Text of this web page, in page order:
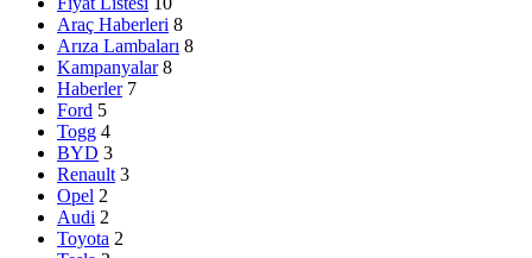
Araç Haberleri 8
Arıza Lambaları 8
Kampanyalar 8
Haberler 7
Ford 5
Togg 4
BYD 3
Renault 3
Opel 2
Audi 2
Toyota 2